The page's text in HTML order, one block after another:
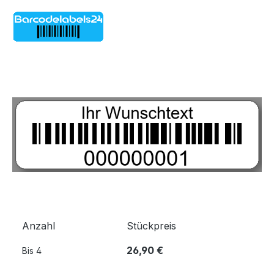
Anzahl Stückpreis
Bis 4 26,90 €